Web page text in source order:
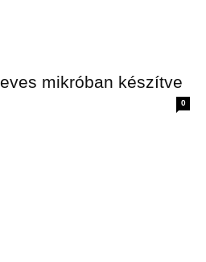
mikróban készítve
0